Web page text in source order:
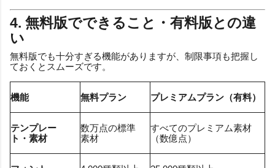
4. 無料版でできること・有料版との違
い
無料版でも十分すぎる機能がありますが、制限事項も把握し
ておくとスムーズです。
機能 無料プラン プレミアムプラン（有料）
テンプレー
ト・素材
数万点の標準
素材
すべてのプレミアム素材
（数億点）